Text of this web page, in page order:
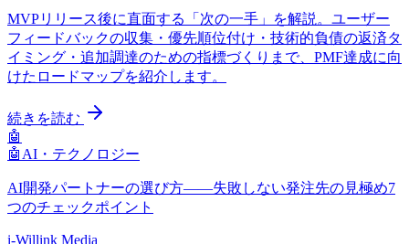
MVPリリース後に直面する「次の一手」を解説。ユーザー
フィードバックの収集・優先順位付け・技術的負債の返済タ
イミング・追加調達のための指標づくりまで、PMF達成に向
けたロードマップを紹介します。
続きを読む
🤖
🤖AI・テクノロジー
AI開発パートナーの選び方——失敗しない発注先の見極め7
つのチェックポイント
i-Willink Media